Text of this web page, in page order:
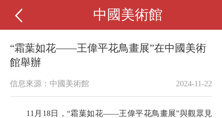
中國美術館
“霜葉如花——王偉平花鳥畫展”在中國美術
館舉辦
信息來源：中國美術館 2024-11-22
11月18日，“霜葉如花——王偉平花鳥畫展”與觀眾見